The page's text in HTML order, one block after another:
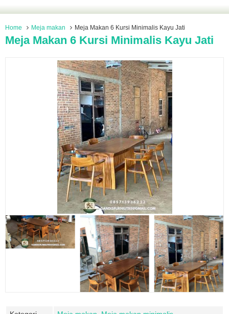
Home Meja makan Meja Makan 6 Kursi Minimalis Kayu Jati
Meja Makan 6 Kursi Minimalis Kayu Jati